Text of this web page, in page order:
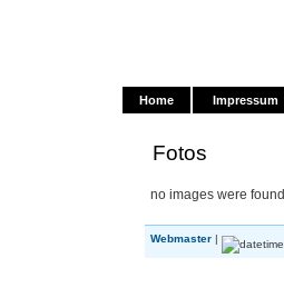
Home Impressum
Fotos
no images were found
Webmaster |